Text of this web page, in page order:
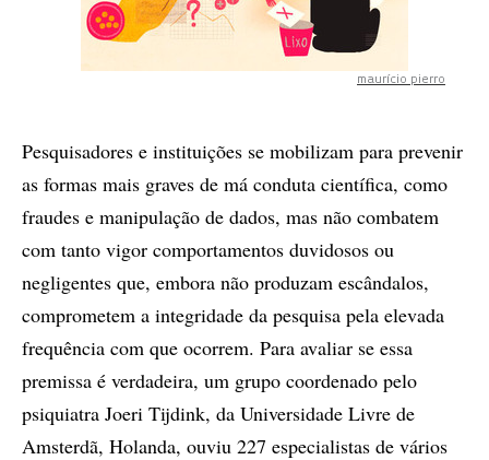
maurício pierro
Pesquisadores e instituições se mobilizam para prevenir
as formas mais graves de má conduta científica, como
fraudes e manipulação de dados, mas não combatem
com tanto vigor comportamentos duvidosos ou
negligentes que, embora não produzam escândalos,
comprometem a integridade da pesquisa pela elevada
frequência com que ocorrem. Para avaliar se essa
premissa é verdadeira, um grupo coordenado pelo
psiquiatra Joeri Tijdink, da Universidade Livre de
Amsterdã, Holanda, ouviu 227 especialistas de vários